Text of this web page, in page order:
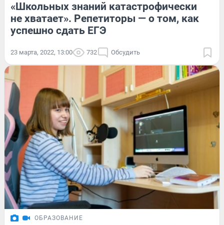
«Школьных знаний катастрофически
не хватает». Репетиторы — о том, как
успешно сдать ЕГЭ
23 марта, 2022, 13:00 732 Обсудить
ОБРАЗОВАНИЕ